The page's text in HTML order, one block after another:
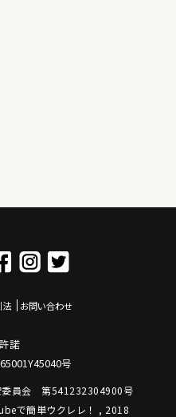
法 お問い合わせ
諾
号
委員会 第541232304900号
で簡単ウクレレ！ , 2018